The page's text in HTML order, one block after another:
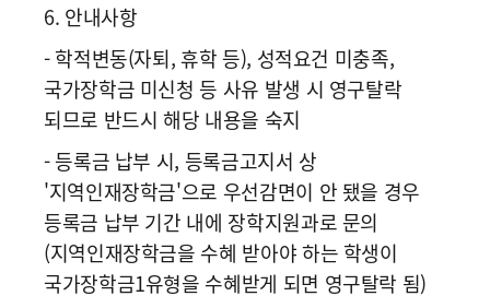
6. 안내사항
- 학적변동(자퇴, 휴학 등), 성적요건 미충족,
국가장학금 미신청 등 사유 발생 시 영구탈락
되므로 반드시 해당 내용을 숙지
- 등록금 납부 시, 등록금고지서 상
'지역인재장학금'으로 우선감면이 안 됐을 경우
등록금 납부 기간 내에 장학지원과로 문의
(지역인재장학금을 수혜 받아야 하는 학생이
국가장학금1유형을 수혜받게 되면 영구탈락 됨)